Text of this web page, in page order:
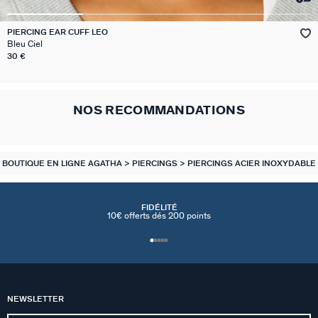
GÉNÉRATION AGATHA
SUR LA PEAU
PIERCING EAR CUFF LEO
Bleu Ciel
30 €
NOS RECOMMANDATIONS
BOUTIQUE EN LIGNE AGATHA PIERCINGS PIERCINGS ACIER INOXYDABLE
FIDÉLITÉ
10€ offerts dés 200 points
NEWSLETTER